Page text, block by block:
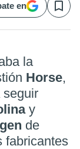
en Save
Horse,
seguir
y
de
fabricantes